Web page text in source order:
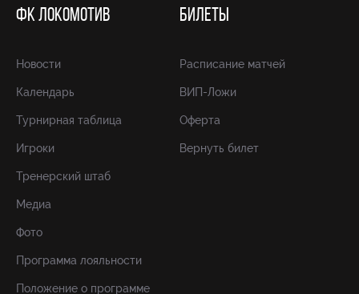
ФК ЛОКОМОТИВ
Новости
Календарь
Турнирная таблица
Игроки
Тренерский штаб
Медиа
Фото
Программа лояльности
Положение о программе
БИЛЕТЫ
Расписание матчей
ВИП-Ложи
Оферта
Вернуть билет